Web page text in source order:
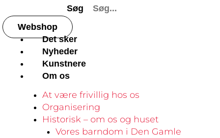
Søg
Webshop
Det sker
Nyheder
Kunstnere
Om os
At være frivillig hos os
Organisering
Historisk – om os og huset
Vores barndom i Den Gamle